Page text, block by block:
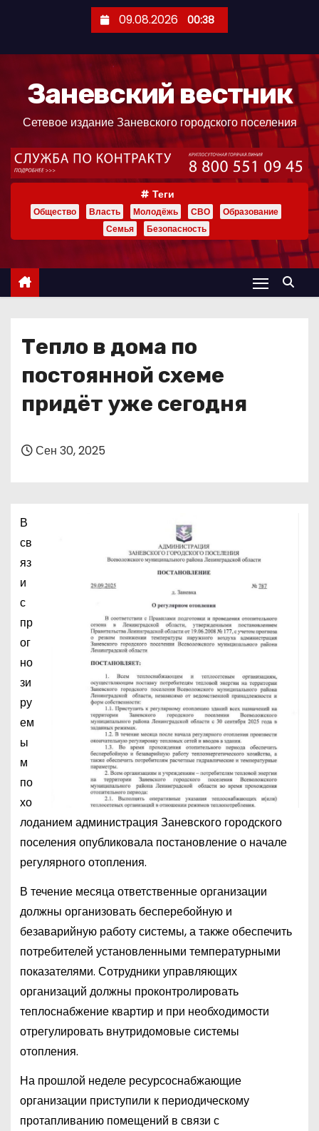
ж
09.08.2026 00:38
Заневский вестник
Сетевое издание Заневского городского поселения
Теги
Общество Власть Молодёжь СВО
Образование
Семья
Безопасность
Тепло в дома по
постоянной схеме
придёт уже сегодня
Сен 30, 2025
В
св
яз
и
с
пр
ог
но
зи
ру
ем
ы
м
по
хо
лоданием администрация Заневского городского
поселения опубликовала постановление о начале
регулярного отопления.
В течение месяца ответственные организации
должны организовать бесперебойную и
безаварийную работу системы, а также обеспечить
потребителей установленными температурными
показателями. Сотрудники управляющих
организаций должны проконтролировать
теплоснабжение квартир и при необходимости
отрегулировать внутридомовые системы
отопления.
На прошлой неделе ресурсоснабжающие
организации приступили к периодическому
протапливанию помещений в связи с